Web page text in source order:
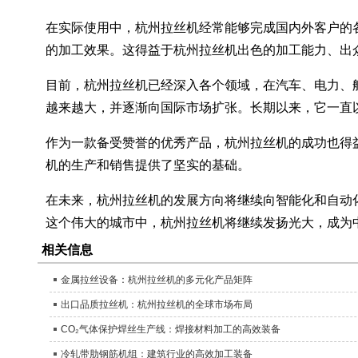
在实际使用中，杭州拉丝机经常能够完成国内外客户
的加工效果。这得益于杭州拉丝机出色的加工能力、
目前，杭州拉丝机已经深入各个领域，在汽车、电力
越来越大，并逐渐向国际市场扩张。长期以来，它一
作为一款备受赞誉的优秀产品，杭州拉丝机的成功也
机的生产和销售提供了坚实的基础。
在未来，杭州拉丝机的发展方向将继续向智能化和自
这个伟大的城市中，杭州拉丝机将继续发扬光大，成
相关信息
金属拉丝设备：杭州拉丝机的多元化产品矩阵
出口品质拉丝机：杭州拉丝机的全球市场布局
CO₂气体保护焊丝生产线：焊接材料加工的高效装备
冷轧带肋钢筋机组：建筑行业的高效加工装备